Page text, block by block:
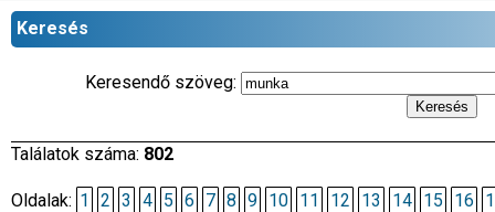
Keresés
Keresendő szöveg:
Találatok száma: 802
Oldalak: 1 2 3 4 5 6 7 8 9 10 11 12 13 14 15 16